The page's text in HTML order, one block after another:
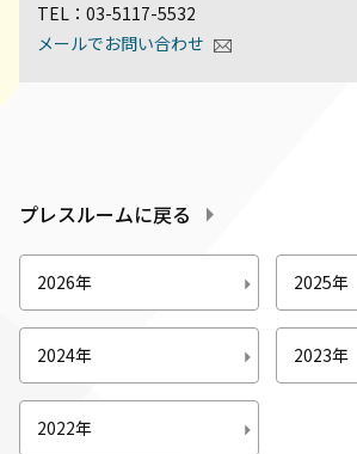
TEL：03-5117-5532
メールでお問い合わせ
プレスルームに戻る
2026年 2025年
2024年 2023年
2022年